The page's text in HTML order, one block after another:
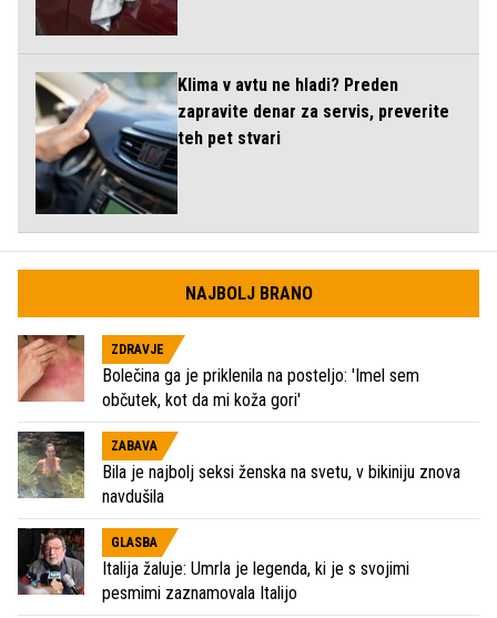
Klima v avtu ne hladi? Preden
zapravite denar za servis, preverite
teh pet stvari
NAJBOLJ BRANO
ZDRAVJE
Bolečina ga je priklenila na posteljo: 'Imel sem
občutek, kot da mi koža gori'
ZABAVA
Bila je najbolj seksi ženska na svetu, v bikiniju znova
navdušila
GLASBA
Italija žaluje: Umrla je legenda, ki je s svojimi
pesmimi zaznamovala Italijo